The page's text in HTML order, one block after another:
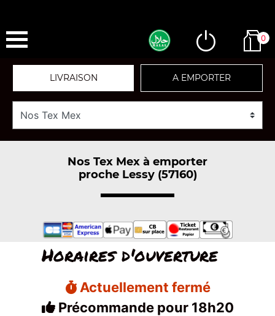
0
LIVRAISON A EMPORTER
Nos Tex Mex à emporter
proche Lessy (57160)
Horaires d'ouverture
Actuellement fermé
Précommande pour 18h20